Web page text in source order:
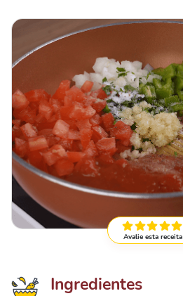
Avalie esta receita
Ingredientes